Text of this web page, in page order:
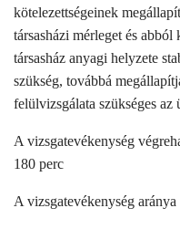
kötelezettségeinek
társasházi mérleget és
társasház anyagi helyzete
szükség, továbbá
felülvizsgálata szükséges az
A vizsgatevékenység
180 perc
A vizsgatevékenység